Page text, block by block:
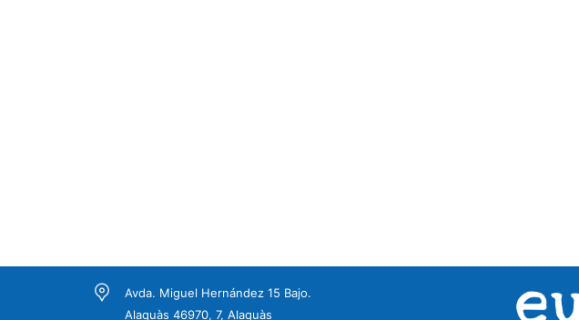
Avda. Miguel Hernández 15 Bajo.
Alaquàs 46970, 7, Alaquàs